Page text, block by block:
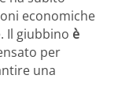
economiche
Il giubbino è
per
una